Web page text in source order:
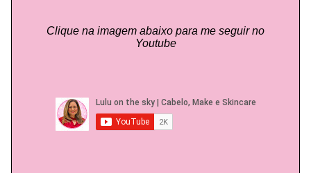
Clique na imagem abaixo para me seguir no
Youtube